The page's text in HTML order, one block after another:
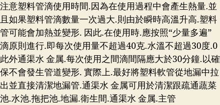
注意塑料管滴使用時間.因為在使用過程中會產生熱量.並
且如果塑料管滴數量一次過大.則由於瞬時高溫升高.塑料
管可能會加熱並變形. 因此.在使用時.應按照“少量多遍”
滴原則進行.即每次使用量不超過40克.水溫不超過30度.0
此外通渠水 金属.每次使用之間滴間隔應大於30分鐘.以確
保不會發生管道變形. 實際上.最好將塑料軟管從地漏中拉
出並直接清潔地漏管.通渠水 金属可用於清潔跟疏通蔬菜
池.水池.拖把池.地漏.衛生間.通渠水 金属.主管